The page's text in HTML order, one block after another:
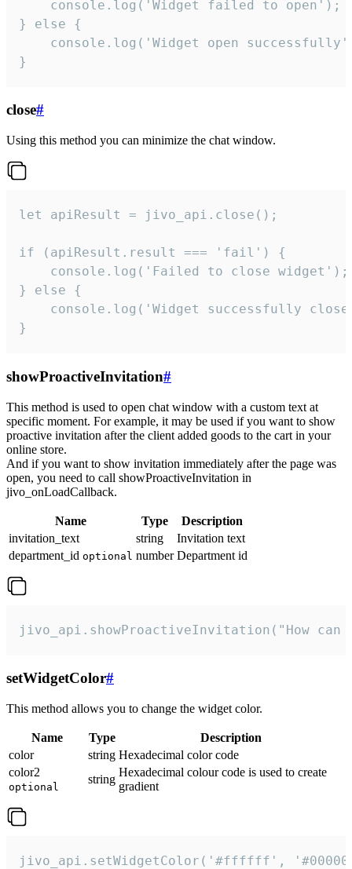
    console.log('Widget failed to open');
} else {
console.log('Widget open
}
close#
Using this method you can minimize the chat window.
let apiResult = jivo_api.close();
if (apiResult.result === 'fail') {
    console.log('Failed to close widget');
} else {
console.log('Widget successfully
}
showProactiveInvitation#
This method is used to open chat window with a custom text at
specific moment. For example, it may be used if you want to show
proactive invitation after the client added goods to the cart in your
online store.
And if you want to show invitation immediately after the page was
open, you need to call showProactiveInvitation in
jivo_onLoadCallback.
Name Type
Description
invitation_text
string
Invitation text
department_id optional number Department id
jivo_api.showProactiveInvitation("How
setWidgetColor#
This method allows you to change the widget color.
Name Type
Description
color
string Hexadecimal color code
color2
optional
string
Hexadecimal colour code is used to create
gradient
jivo_api.setWidgetColor('#ffffff',